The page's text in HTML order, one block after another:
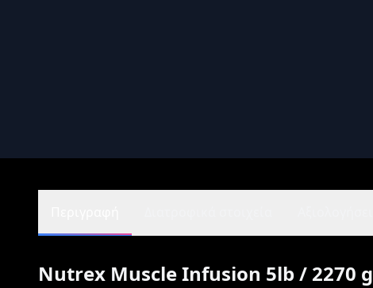
Nutrex Muscle Infusion 5lb / 2270 g